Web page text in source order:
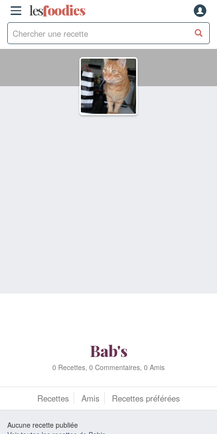
lesfoodies
Bab's
0 Recettes, 0 Commentaires, 0 Amis
Recettes Amis Recettes préférées
Aucune recette publiée